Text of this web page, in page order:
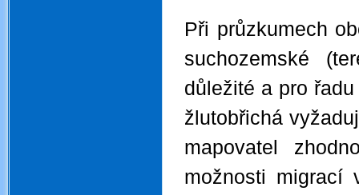
Při průzkumech
suchozemské
důležité a pro
žlutobřichá
mapovatel
možnosti migrací